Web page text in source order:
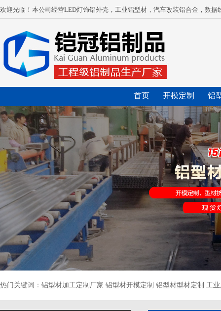
欢迎光临！本公司经营LED灯饰铝外壳，工业铝型材，汽车改装铝合金，数
首页 开模定制 铝
热门关键词：铝型材加工定制厂家 铝型材开模定制 铝型材型材定制 工